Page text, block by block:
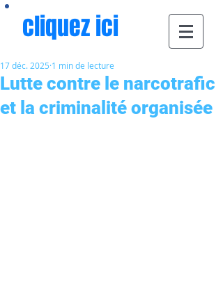
cliquez ici
Lutte contre le narcotrafic
et la criminalité organisée
17 déc. 2025 1 min de lecture